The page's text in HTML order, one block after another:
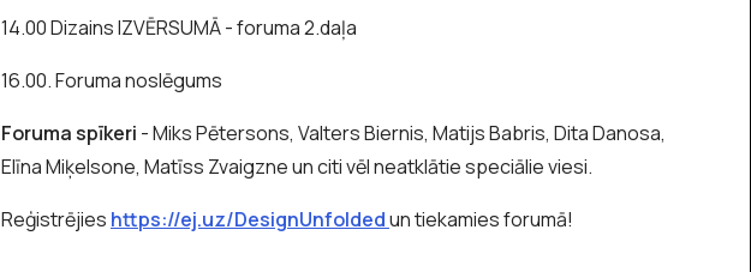
14.00 Dizains IZVĒRSUMĀ - foruma 2.daļa
16.00. Foruma noslēgums
Foruma spīkeri - Miks Pētersons, Valters Biernis, Matijs Babris, Dita Danosa,
Elīna Miķelsone, Matīss Zvaigzne un citi vēl neatklātie speciālie viesi.
Reģistrējies https://ej.uz/DesignUnfoldedun tiekamies forumā!